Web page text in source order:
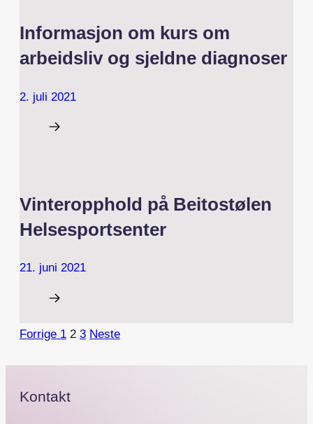
Informasjon om kurs om
arbeidsliv og sjeldne diagnoser
2. juli 2021
Vinteropphold på Beitostølen
Helsesportsenter
21. juni 2021
Forrige 1 2 3 Neste
Kontakt